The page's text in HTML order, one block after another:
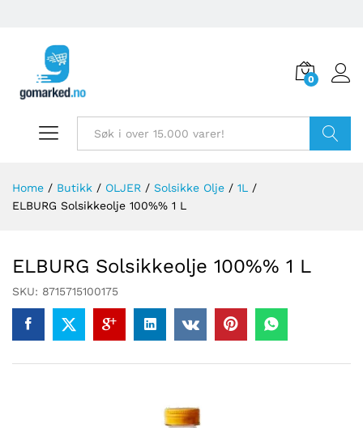
0
Home / Butikk / OLJER / Solsikke Olje / 1L
/
ELBURG Solsikkeolje 100%% 1 L
ELBURG Solsikkeolje 100%% 1 L
SKU: 8715715100175